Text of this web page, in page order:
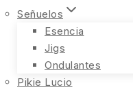
Señuelos
Esencia
Jigs
Ondulantes
Pikie Lucio